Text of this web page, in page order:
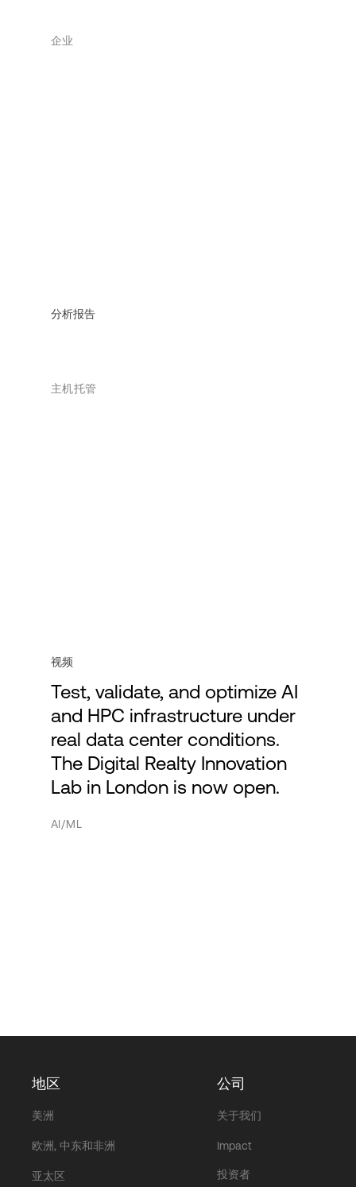
企业
分析报告
主机托管
视频
Test, validate, and optimize AI
and HPC infrastructure under
real data center conditions.
The Digital Realty Innovation
Lab in London is now open.
AI/ML
地区
美洲
欧洲, 中东和非洲
亚太区
公司
关于我们
Impact
投资者